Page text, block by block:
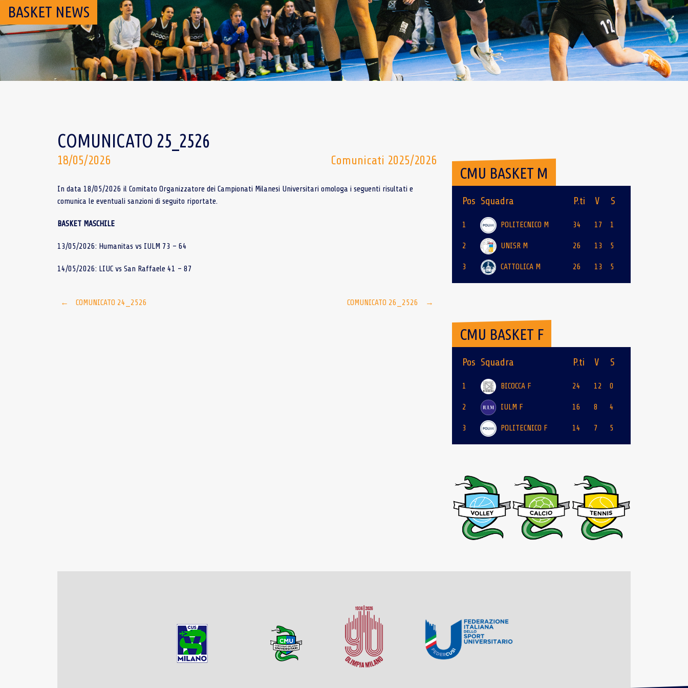
BASKET NEWS
COMUNICATO 25_2526
Comunicati 2025/2026
18/05/2026
In data 18/05/2026 il Comitato Organizzatore dei Campionati Milanesi Universitari omologa i seguenti risultati e
comunica le eventuali sanzioni di seguito riportate.
BASKET MASCHILE
13/05/2026: Humanitas vs IULM 73 – 64
14/05/2026: LIUC vs San Raffaele 41 – 87
Post
← COMUNICATO 24_2526 COMUNICATO 26_2526 →
CMU BASKET M
Pos Squadra P.ti V S
1 POLITECNICO M 34 17 1
2 UNISR M 26 13 5
3 CATTOLICA M 26 13 5
CMU BASKET F
Pos Squadra P.ti V S
1 BICOCCA F 24 12 0
2 IULM F 16 8 4
3 POLITECNICO F 14 7 5